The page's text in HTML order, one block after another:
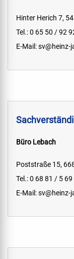
Hinter Herich 7,
Tel.: 0 65 50 / 92
E-Mail:sv@heinz-
Büro Lebach
Poststraße 15,
Tel.: 0 68 81 / 5
E-Mail:sv@heinz-